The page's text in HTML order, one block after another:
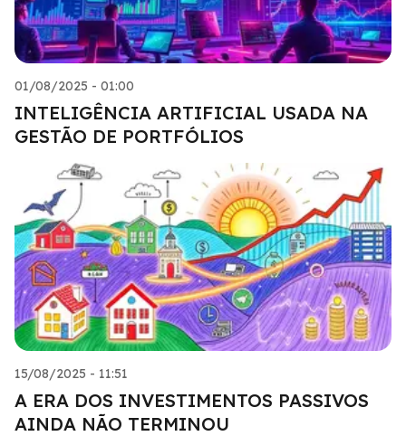
01/08/2025 - 01:00
INTELIGÊNCIA ARTIFICIAL USADA NA
GESTÃO DE PORTFÓLIOS
15/08/2025 - 11:51
A ERA DOS INVESTIMENTOS PASSIVOS
AINDA NÃO TERMINOU